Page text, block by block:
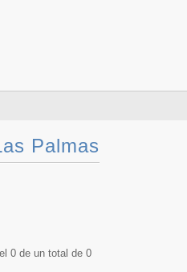
Palmas
0 de un total de 0